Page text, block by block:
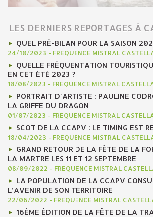
LES DERNIERS REPORTAGES À
QUEL PRÉ-BILAN POUR LA SAISON
24/10/2023 - FREQUENCE MISTRAL
QUELLE FRÉQUENTATION
EN CET ÉTÉ 2023 ?
18/08/2023 - FREQUENCE MISTRAL
PORTRAIT D'ARTISTE : PAULINE
LA GRIFFE DU DRAGON
01/07/2023 - FREQUENCE MISTRAL
SCOT DE LA CCAPV : LE TIMING EST
18/04/2023 - FREQUENCE MISTRAL
GRAND RETOUR DE LA FÊTE DE LA
LA MARTRE LES 11 ET 12 SEPTEMBRE
08/09/2022 - FREQUENCE MISTRAL
LA POPULATION DE LA CCAPV
L’AVENIR DE SON TERRITOIRE
22/06/2022 - FREQUENCE MISTRAL
16ÈME ÉDITION DE LA FÊTE DE LA